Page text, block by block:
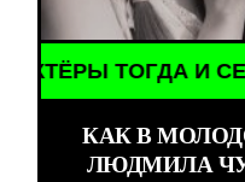
И СЕЙЧАС ///
КАК В
ЛЮДМИЛА